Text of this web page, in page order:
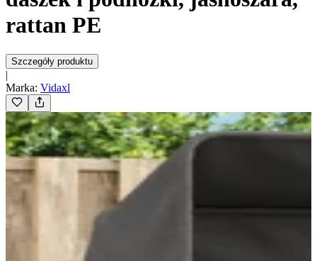
rattan PE
Szczegóły produktu
|
Marka: Vidaxl